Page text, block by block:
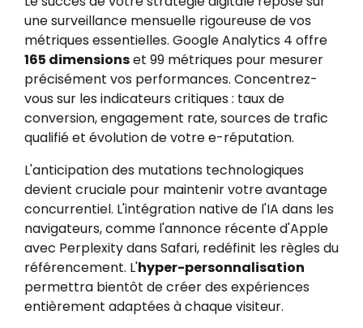
une surveillance mensuelle rigoureuse de vos
métriques essentielles. Google Analytics 4 offre
165 dimensionset 99 métriques pour mesurer
précisément vos performances. Concentrez-
vous sur les indicateurs critiques : taux de
conversion, engagement rate, sources de trafic
qualifié et évolution de votre e-réputation.
L'anticipation des mutations technologiques
devient cruciale pour maintenir votre avantage
concurrentiel. L'intégration native de l'IA dans les
navigateurs, comme l'annonce récente d'Apple
avec Perplexity dans Safari, redéfinit les règles du
référencement. L'hyper-personnalisation
permettra bientôt de créer des expériences
entièrement adaptées à chaque visiteur.